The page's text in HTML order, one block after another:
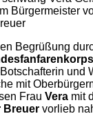
Bürgermeister
Begrüßung
und
mit
Frau Vera mit
Breuer vorlieb